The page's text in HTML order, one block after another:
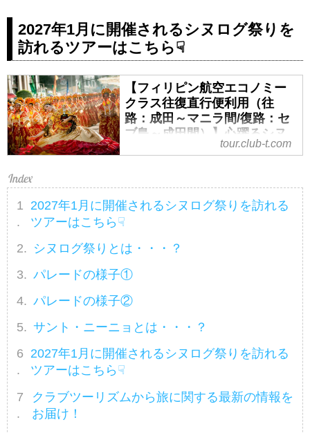
2027年1月に開催されるシヌログ祭りを
訪れるツアーはこちら☟
【フィリピン航空エコノミー
クラス往復直行便利用（往
路：成田～マニラ間/復路：セ
ブ島～成田間）】心躍るシヌ
ログ祭りと癒しのフィリピ
【フィリピン航空エコノミークラ
ス往復直行便利用（往路：成田～
間）】心躍るシヌログ祭りと癒し
紹介をしています。ツアー・旅行
のお申込ならクラブツーリズム。
tour.club-t.com
2027年1月に開催されるシヌログ祭りを訪れる
ツアーはこちら☟
シヌログ祭りとは・・・？
パレードの様子①
パレードの様子②
サント・ニーニョとは・・・？
2027年1月に開催されるシヌログ祭りを訪れる
ツアーはこちら☟
クラブツーリズムから旅に関する最新の情報を
お届け！